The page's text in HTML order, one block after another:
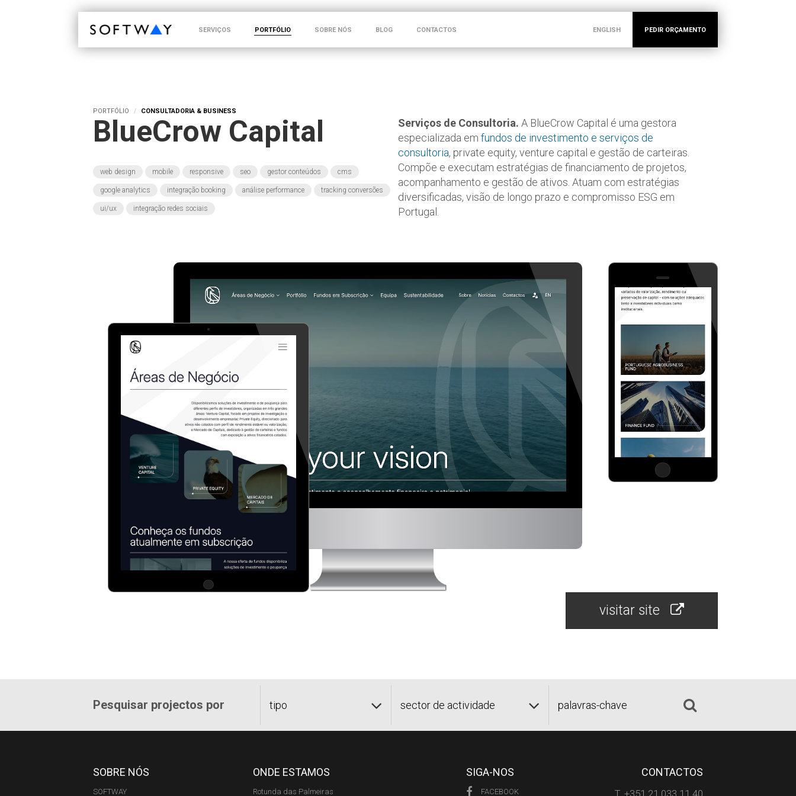
SERVIÇOS PORTFÓLIO SOBRE NÓS BLOG CONTACTOS ENGLISH PEDIR ORÇAMENTO
PORTFÓLIO CONSULTADORIA & BUSINESS
BlueCrow Capital
web design mobile responsive seo gestor conteúdos cms
google analytics integração booking análise performance tracking conversões
ui/ux integração redes sociais
Serviços de Consultoria. A BlueCrow Capital é uma gestora
especializada em fundos de investimento e serviços de
consultoria, private equity, venture capital e gestão de carteiras.
Compõe e executam estratégias de financiamento de projetos,
acompanhamento e gestão de ativos. Atuam com estratégias
diversificadas, visão de longo prazo e compromisso ESG em
Portugal.
visitar site
Pesquisar projectos por tipo sector de actividade
SOBRE NÓS
SOFTWAY
ONDE ESTAMOS
Rotunda das Palmeiras
SIGA-NOS
FACEBOOK
CONTACTOS
T. +351 21 033 11 40